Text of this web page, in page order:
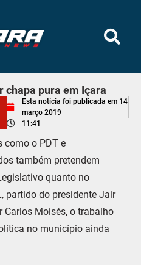
chapa pura em Içara
Esta notícia foi publicada em 14
março 2019
11:41
como o PDT e
também pretendem
quanto no
partido do presidente Jair
Carlos Moisés, o trabalho
no município ainda